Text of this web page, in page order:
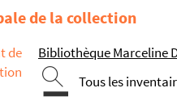
de la collection
de
Bibliothèque Marceline
Tous les
signée d'Henry
autographe d'Henry Ménard,
de lettre autographe de Félix
de travail d'Arthur Pougin :